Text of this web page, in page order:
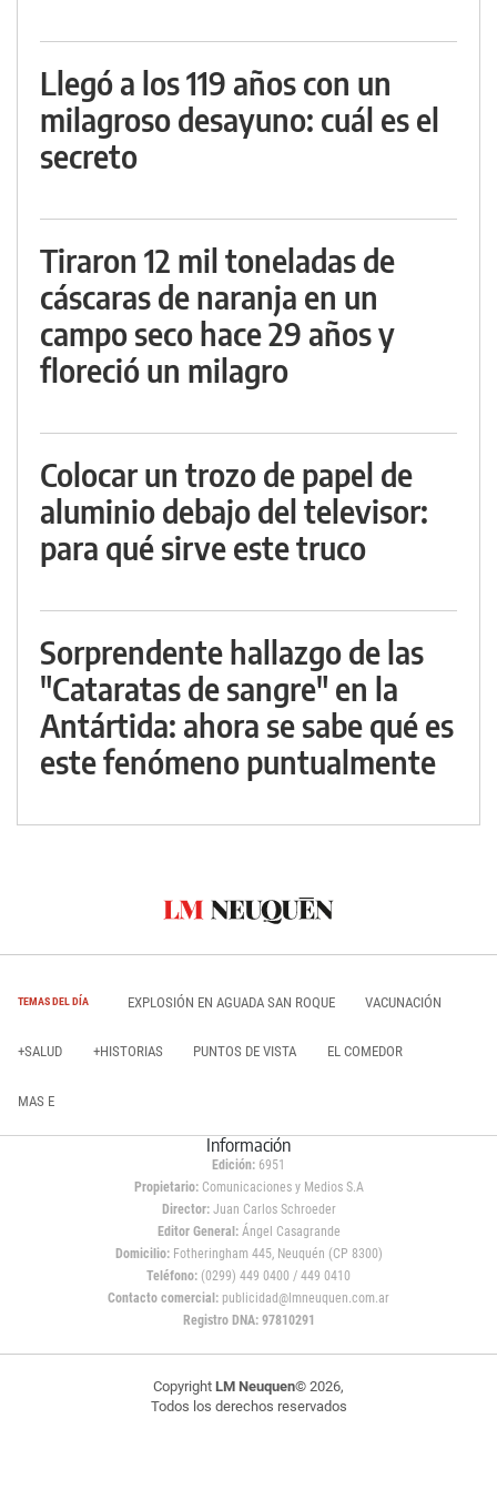
Llegó a los 119 años con un
milagroso desayuno: cuál es el
secreto
Tiraron 12 mil toneladas de
cáscaras de naranja en un
campo seco hace 29 años y
floreció un milagro
Colocar un trozo de papel de
aluminio debajo del televisor:
para qué sirve este truco
Sorprendente hallazgo de las
"Cataratas de sangre" en la
Antártida: ahora se sabe qué es
este fenómeno puntualmente
TEMAS DEL DÍA EXPLOSIÓN EN AGUADA SAN ROQUE VACUNACIÓN
+SALUD +HISTORIAS PUNTOS DE VISTA EL COMEDOR
MAS E
Información
Edición: 6951
Propietario:Comunicaciones y Medios S.A
Director: Juan Carlos Schroeder
Editor General:Ángel Casagrande
Domicilio:Fotheringham 445, Neuquén (CP 8300)
Teléfono: (0299) 449 0400 / 449 0410
Contacto comercial: publicidad@lmneuquen.com.ar
Registro DNA: 97810291
Copyright LM Neuquen© 2026,
Todos los derechos reservados